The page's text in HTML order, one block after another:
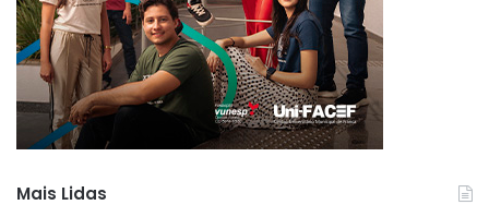
Mais Lidas